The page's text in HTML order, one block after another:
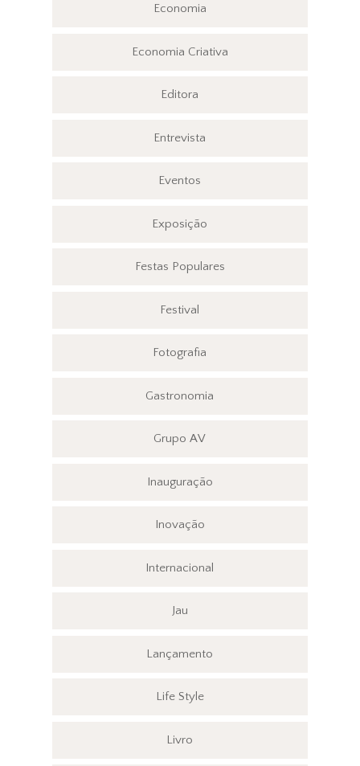
Economia
Economia Criativa
Editora
Entrevista
Eventos
Exposição
Festas Populares
Festival
Fotografia
Gastronomia
Grupo AV
Inauguração
Inovação
Internacional
Jau
Lançamento
Life Style
Livro